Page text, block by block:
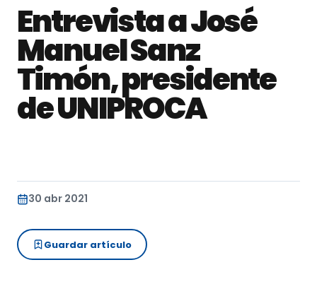
Entrevista a José
Manuel Sanz
Timón, presidente
de UNIPROCA
30 abr 2021
Guardar artículo